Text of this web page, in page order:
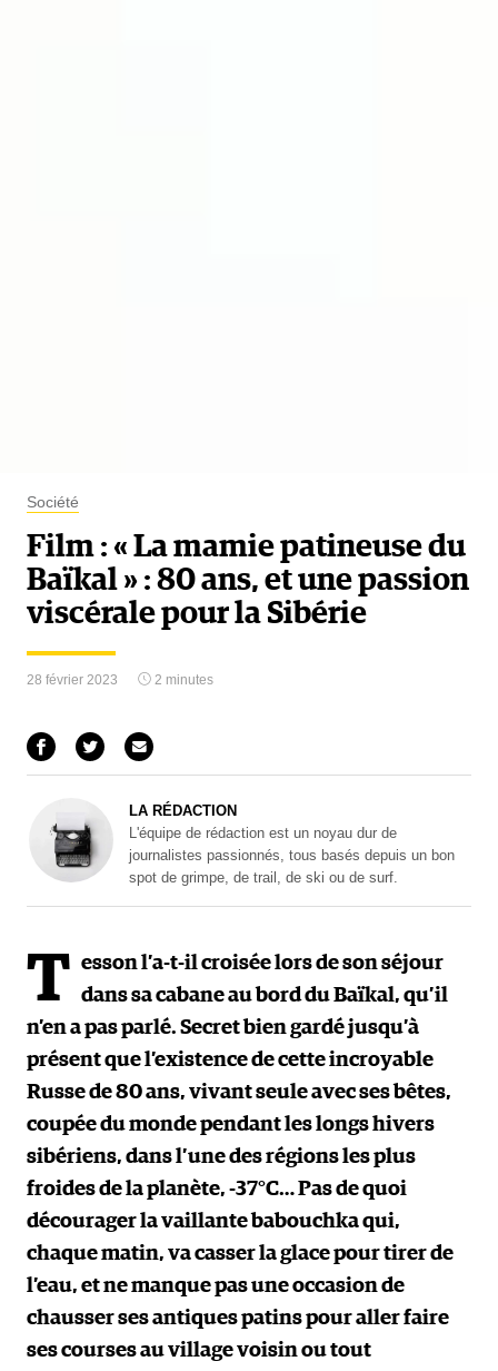
Société
Film : « La mamie patineuse du
Baïkal » : 80 ans, et une passion
viscérale pour la Sibérie
28 février 2023 2 minutes
LA RÉDACTION
L'équipe de rédaction est un noyau dur de
journalistes passionnés, tous basés depuis un bon
spot de grimpe, de trail, de ski ou de surf.
T esson l’a-t-il croisée lors de son séjour
dans sa cabane au bord du Baïkal, qu’il
n’en a pas parlé. Secret bien gardé jusqu’à
présent que l’existence de cette incroyable
Russe de 80 ans, vivant seule avec ses bêtes,
coupée du monde pendant les longs hivers
sibériens, dans l’une des régions les plus
froides de la planète, -37°C… Pas de quoi
décourager la vaillante babouchka qui,
chaque matin, va casser la glace pour tirer de
l’eau, et ne manque pas une occasion de
chausser ses antiques patins pour aller faire
ses courses au village voisin ou tout